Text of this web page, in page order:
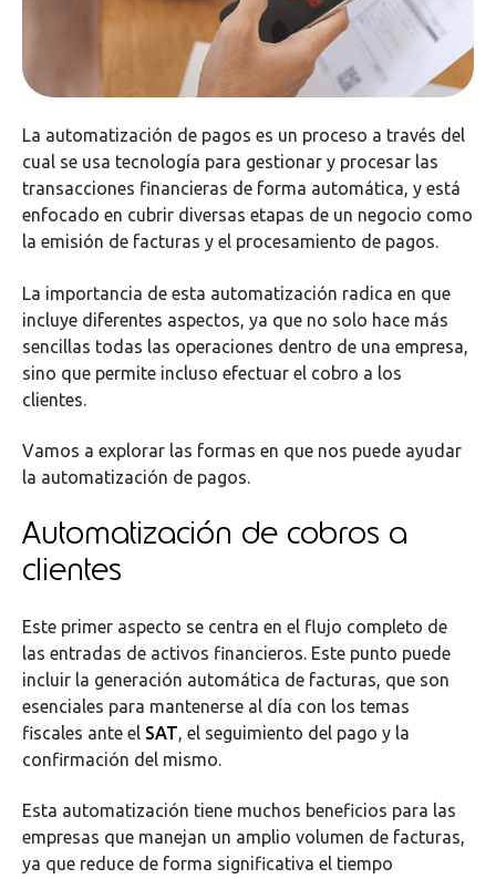
La automatización de pagos es un proceso a través del
cual se usa tecnología para gestionar y procesar las
transacciones financieras de forma automática, y está
enfocado en cubrir diversas etapas de un negocio como
la emisión de facturas y el procesamiento de pagos.
La importancia de esta automatización radica en que
incluye diferentes aspectos, ya que no solo hace más
sencillas todas las operaciones dentro de una empresa,
sino que permite incluso efectuar el cobro a los
clientes.
Vamos a explorar las formas en que nos puede ayudar
la automatización de pagos.
Automatización de cobros a
clientes
Este primer aspecto se centra en el flujo completo de
las entradas de activos financieros. Este punto puede
incluir la generación automática de facturas, que son
esenciales para mantenerse al día con los temas
fiscales ante el SAT, el seguimiento del pago y la
confirmación del mismo.
Esta automatización tiene muchos beneficios para las
empresas que manejan un amplio volumen de facturas,
ya que reduce de forma significativa el tiempo